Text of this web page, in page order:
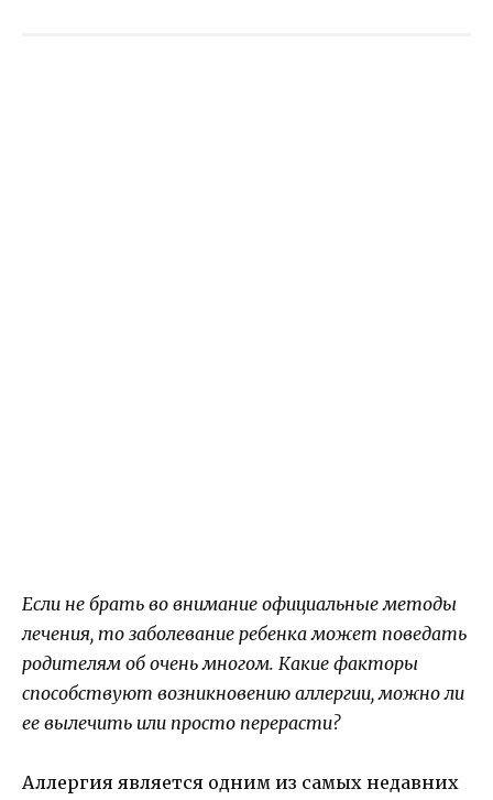
Если не брать во внимание официальные методы
лечения, то заболевание ребенка может поведать
родителям об очень многом. Какие факторы
способствуют возникновению аллергии, можно ли
ее вылечить или просто перерасти?
Аллергия является одним из самых недавних